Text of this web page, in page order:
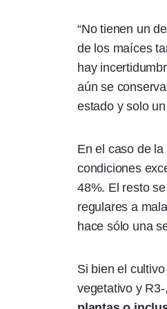
“No tienen un
de los maíces
hay
aún se
estado y solo
En el caso de
condiciones
48%. El resto
regulares a
hace sólo una
Si bien el
vegetativo y